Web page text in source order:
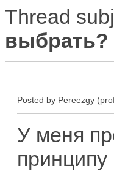
Thread
выбрать?
Posted by Pereezgy
У меня